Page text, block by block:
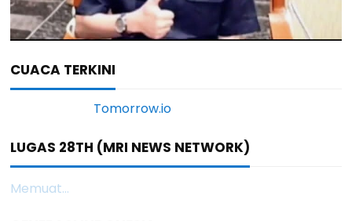
CUACA TERKINI
LUGAS 28TH (MRI NEWS NETWORK)
Memuat...